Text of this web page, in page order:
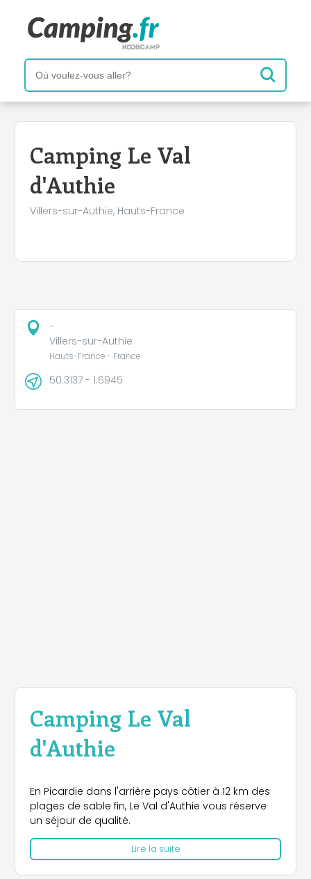
Camping Le Val
d'Authie
Villers-sur-Authie, Hauts-France
Camping Le Val
d'Authie
En Picardie dans l'arrière pays côtier à 12 km des
plages de sable fin, Le Val d'Authie vous réserve
un séjour de qualité.
Lire la suite
+
−
-
Villers-sur-Authie
Hauts-France - France
50.3137 - 1.6945